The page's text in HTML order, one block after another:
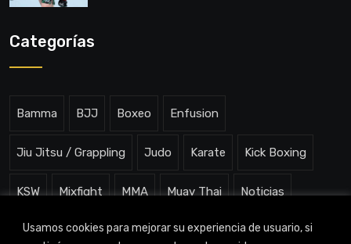
Usamos cookies para mejorar su experiencia de usuario, si
Categorías
Bamma BJJ Boxeo Enfusion
Jiu Jitsu / Grappling Judo Karate Kick Boxing
KSW Mixfight MMA Muay Thai Noticias
One ChampionShip Slam Arena Uncategorized